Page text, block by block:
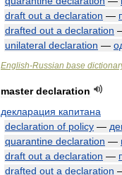
draft out a declaration —
drafted out a declaration
unilateral declaration —
English-Russian base
master declaration
декларация капитана
declaration of policy —
quarantine declaration —
draft out a declaration —
drafted out a declaration